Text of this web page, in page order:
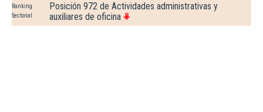
Ranking
Sectorial
Posición 972 de Actividades administrativas y
auxiliares de oficina